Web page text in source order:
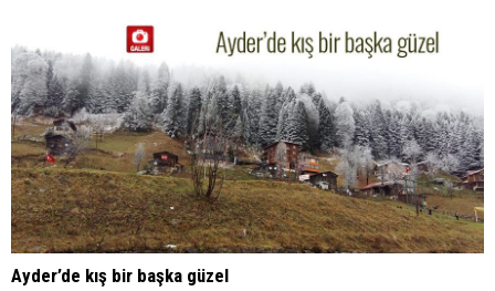
Ayder’de kış bir başka güzel